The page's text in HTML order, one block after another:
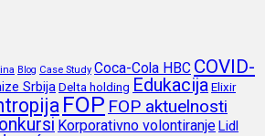
Blog Case Study Coca-Cola HBC COVID-
SrbijaDelta holding Edukacija Elixir
FOP FOP aktuelnosti
Korporativno volontiranje Lidl